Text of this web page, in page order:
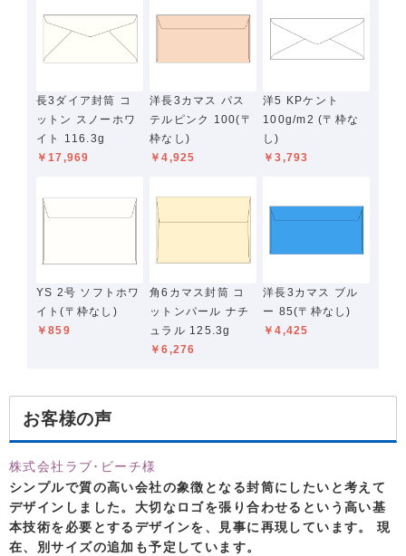
長3ダイア封筒 コ
ットン スノーホワ
イト 116.3g
￥17,969
洋長3カマス パス
テルピンク 100(〒
枠なし)
￥4,925
洋5 KPケント
100g/m2 (〒枠な
し)
￥3,793
YS 2号 ソフトホワ
イト(〒枠なし)
￥859
角6カマス封筒 コ
ットンパール ナチ
ュラル 125.3g
￥6,276
洋長3カマス ブル
ー 85(〒枠なし)
￥4,425
お客様の声
株式会社ラブ･ビーチ様
シンプルで質の高い会社の象徴となる封筒にしたいと考えて
デザインしました。大切なロゴを張り合わせるという高い基
本技術を必要とするデザインを、見事に再現しています。 現
在、別サイズの追加も予定しています。